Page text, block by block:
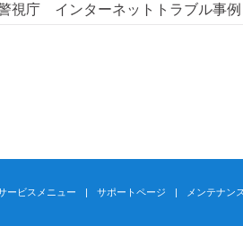
視庁 インターネットトラブル事
ービスメニュー サポートページ メンテナン